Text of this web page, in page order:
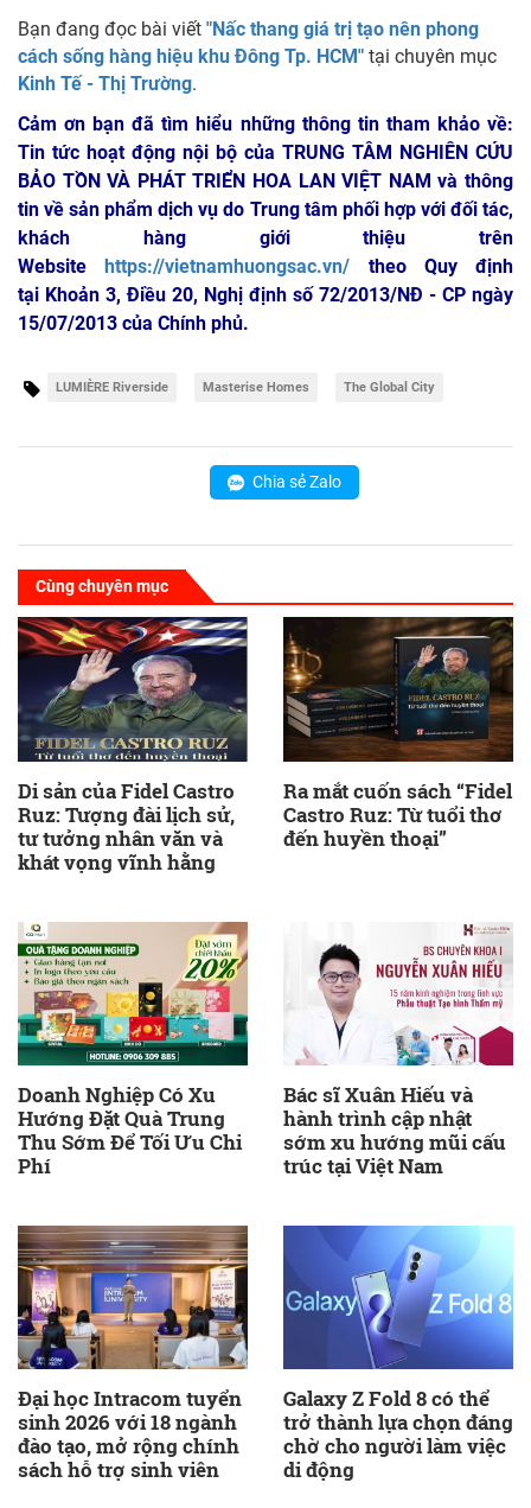
Bạn đang đọc bài viết "Nấc thang giá trị tạo nên phong
cách sống hàng hiệu khu Đông Tp. HCM" tại chuyên mục
Kinh Tế - Thị Trường.
Cảm ơn bạn đã tìm hiểu những thông tin tham khảo về:
Tin tức hoạt động nội bộ của TRUNG TÂM NGHIÊN CỨU
BẢO TỒN VÀ PHÁT TRIỂN HOA LAN VIỆT NAM và thông
tin về sản phẩm dịch vụ do Trung tâm phối hợp với đối tác,
khách hàng giới thiệu trên
Website
https://vietnamhuongsac.vn/ theo Quy định
tại Khoản 3, Điều 20, Nghị định số 72/2013/NĐ - CP ngày
15/07/2013 của Chính phủ.
LUMIÈRE Riverside Masterise Homes The Global City
Chia sẻ Zalo
Cùng chuyên mục
Di sản của Fidel Castro
Ruz: Tượng đài lịch sử,
tư tưởng nhân văn và
khát vọng vĩnh hằng
Ra mắt cuốn sách “Fidel
Castro Ruz: Từ tuổi thơ
đến huyền thoại”
Doanh Nghiệp Có Xu
Hướng Đặt Quà Trung
Thu Sớm Để Tối Ưu Chi
Phí
Bác sĩ Xuân Hiếu và
hành trình cập nhật
sớm xu hướng mũi cấu
trúc tại Việt Nam
Đại học Intracom tuyển
sinh 2026 với 18 ngành
đào tạo, mở rộng chính
sách hỗ trợ sinh viên
Galaxy Z Fold 8 có thể
trở thành lựa chọn đáng
chờ cho người làm việc
di động